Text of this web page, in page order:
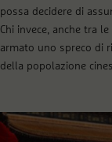
possa decidere di
Chi invece, anche tra
armato uno spreco di
della popolazione